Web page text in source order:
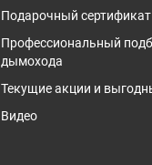
Подарочный сертификат
Профессиональный
дымохода
Текущие акции и
Видео